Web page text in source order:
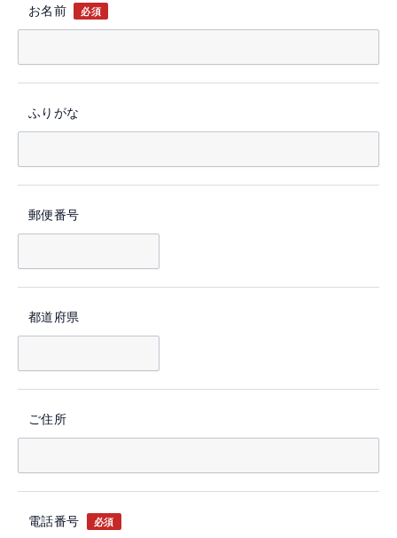
お名前 必須
ふりがな
郵便番号
都道府県
ご住所
電話番号 必須